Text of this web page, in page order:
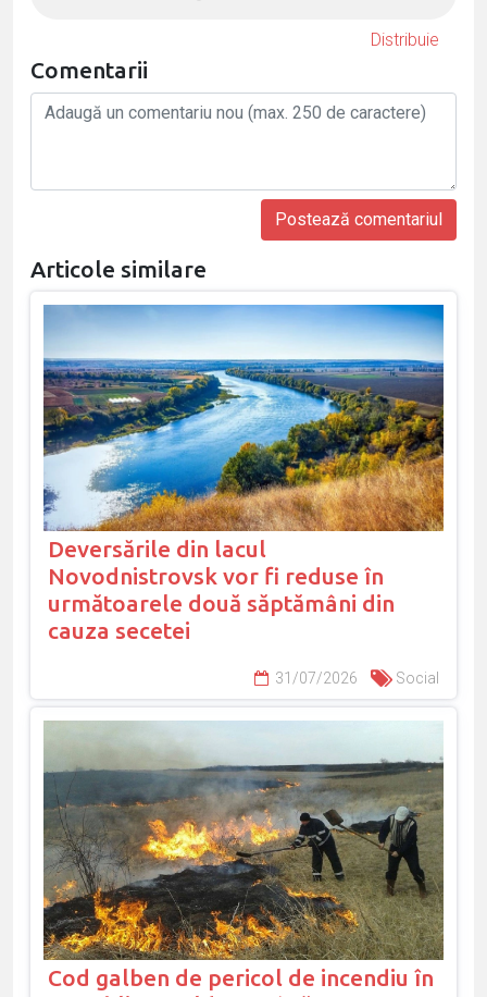
Distribuie
Comentarii
Articole similare
Deversările din lacul
Novodnistrovsk vor fi reduse în
următoarele două săptămâni din
cauza secetei
31/07/2026 Social
Cod galben de pericol de incendiu în